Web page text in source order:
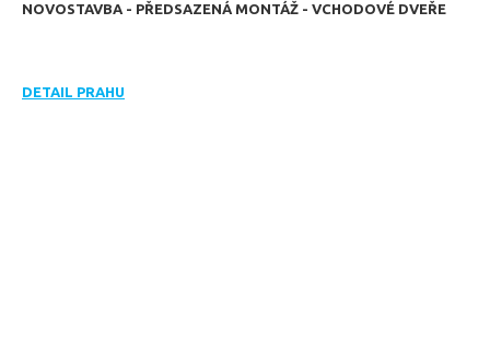
NOVOSTAVBA - PŘEDSAZENÁ MONTÁŽ - VCHODOVÉ DVEŘE
DETAIL PRAHU